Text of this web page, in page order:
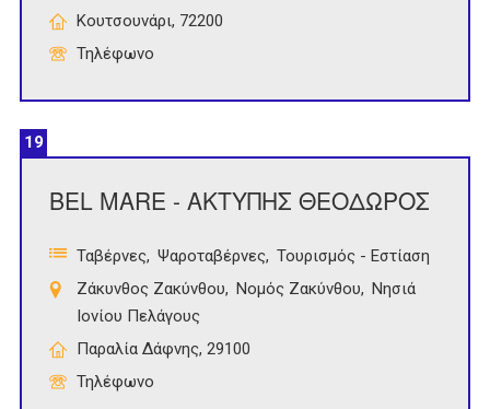
Κουτσουνάρι, 72200
Τηλέφωνο
19
BEL MARE - ΑΚΤΥΠΗΣ ΘΕΟΔΩΡΟΣ
Ταβέρνες Ψαροταβέρνες
Τουρισμός - Εστίαση
Ζάκυνθος Ζακύνθου
Νομός Ζακύνθου
Νησιά
Ιονίου Πελάγους
Παραλία Δάφνης, 29100
Τηλέφωνο